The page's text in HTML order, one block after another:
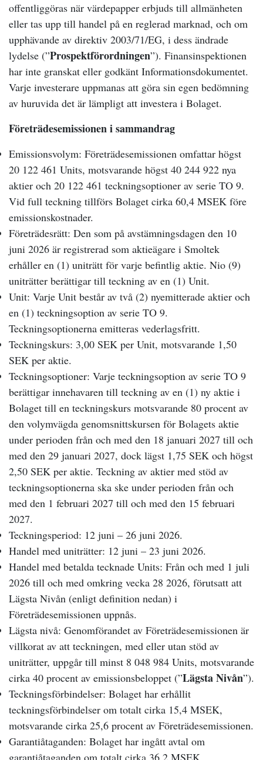
offentliggöras när värdepapper erbjuds till allmänheten
eller tas upp till handel på en reglerad marknad, och om
upphävande av direktiv 2003/71/EG, i dess ändrade
lydelse (”Prospektförordningen”). Finansinspektionen
har inte granskat eller godkänt Informationsdokumentet.
Varje investerare uppmanas att göra sin egen bedömning
av huruvida det är lämpligt att investera i Bolaget.
Företrädesemissionen i sammandrag
Emissionsvolym: Företrädesemissionen omfattar högst
20 122 461 Units, motsvarande högst 40 244 922 nya
aktier och 20 122 461 teckningsoptioner av serie TO 9.
Vid full teckning tillförs Bolaget cirka 60,4 MSEK före
emissionskostnader.
Företrädesrätt: Den som på avstämningsdagen den 10
juni 2026 är registrerad som aktieägare i Smoltek
erhåller en (1) uniträtt för varje befintlig aktie. Nio (9)
uniträtter berättigar till teckning av en (1) Unit.
Unit: Varje Unit består av två (2) nyemitterade aktier och
en (1) teckningsoption av serie TO 9.
Teckningsoptionerna emitteras vederlagsfritt.
Teckningskurs: 3,00 SEK per Unit, motsvarande 1,50
SEK per aktie.
Teckningsoptioner: Varje teckningsoption av serie TO 9
berättigar innehavaren till teckning av en (1) ny aktie i
Bolaget till en teckningskurs motsvarande 80 procent av
den volymvägda genomsnittskursen för Bolagets aktie
under perioden från och med den 18 januari 2027 till och
med den 29 januari 2027, dock lägst 1,75 SEK och högst
2,50 SEK per aktie. Teckning av aktier med stöd av
teckningsoptionerna ska ske under perioden från och
med den 1 februari 2027 till och med den 15 februari
2027.
Teckningsperiod: 12 juni – 26 juni 2026.
Handel med uniträtter: 12 juni – 23 juni 2026.
Handel med betalda tecknade Units: Från och med 1 juli
2026 till och med omkring vecka 28 2026, förutsatt att
Lägsta Nivån (enligt definition nedan) i
Företrädesemissionen uppnås.
Lägsta nivå: Genomförandet av Företrädesemissionen är
villkorat av att teckningen, med eller utan stöd av
uniträtter, uppgår till minst 8 048 984 Units, motsvarande
cirka 40 procent av emissionsbeloppet (”Lägsta Nivån”).
Teckningsförbindelser: Bolaget har erhållit
teckningsförbindelser om totalt cirka 15,4 MSEK,
motsvarande cirka 25,6 procent av Företrädesemissionen.
Garantiåtaganden: Bolaget har ingått avtal om
garantiåtaganden om totalt cirka 36,2 MSEK,